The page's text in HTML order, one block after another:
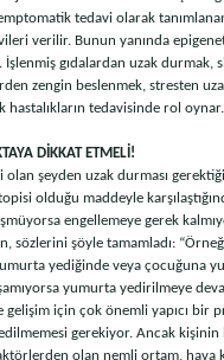
tedavi olarak
verilir. Bunun yanında
gıdalardan uzak durmak,
zengin beslenmek, stresten
tedavisinde rol
DİKKAT ETMELİ!
olan şeyden uzak durması
olduğu maddeyle
engellemeye gerek
sözlerini şöyle tamamladı:
yediğinde veya çocuğuna
yumurta yedirilmeye
gelişim için çok önemli yapıcı bir
gerekiyor. Ancak kişinin
olan nemli ortam, hava